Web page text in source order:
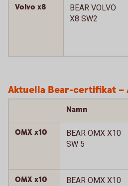
Volvo x8
BEAR VOLVO
X8 SW2
Aktuella Bear-certifikat –
Namn
OMX x10
BEAR OMX X10
SW 5
OMX x10
BEAR OMX X10